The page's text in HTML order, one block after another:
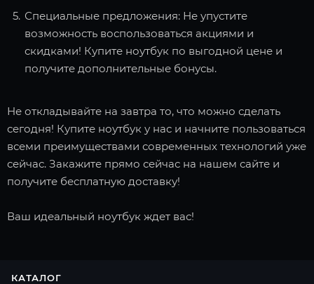
Специальные предложения: Не упустите
возможность воспользоваться акциями и
скидками! Купите ноутбук по выгодной цене и
получите дополнительные бонусы.
Не откладывайте на завтра то, что можно сделать
сегодня! Купите ноутбук у нас и начните пользоваться
всеми преимуществами современных технологий уже
сейчас. Закажите прямо сейчас на нашем сайте и
получите бесплатную доставку!
Ваш идеальный ноутбук ждет вас!
КАТАЛОГ